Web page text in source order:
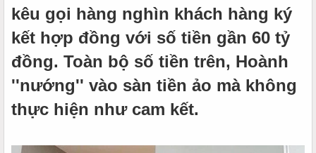
kêu gọi hàng nghìn khách hàng ký
kết hợp đồng với số tiền gần 60 tỷ
đồng. Toàn bộ số tiền trên, Hoành
''nướng'' vào sàn tiền ảo mà không
thực hiện như cam kết.